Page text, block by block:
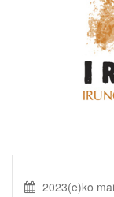
2023(e)ko